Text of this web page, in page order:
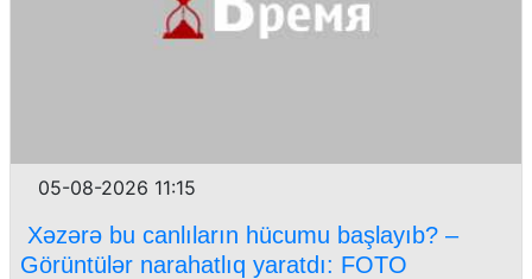
05-08-2026 11:15
Xəzərə bu canlıların hücumu başlayıb? –
Görüntülər narahatlıq yaratdı: FOTO